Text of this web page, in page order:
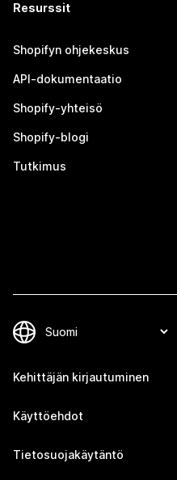
Resurssit
Shopifyn ohjekeskus
API-dokumentaatio
Shopify-yhteisö
Shopify-blogi
Tutkimus
Kehittäjän kirjautuminen
Käyttöehdot
Tietosuojakäytäntö